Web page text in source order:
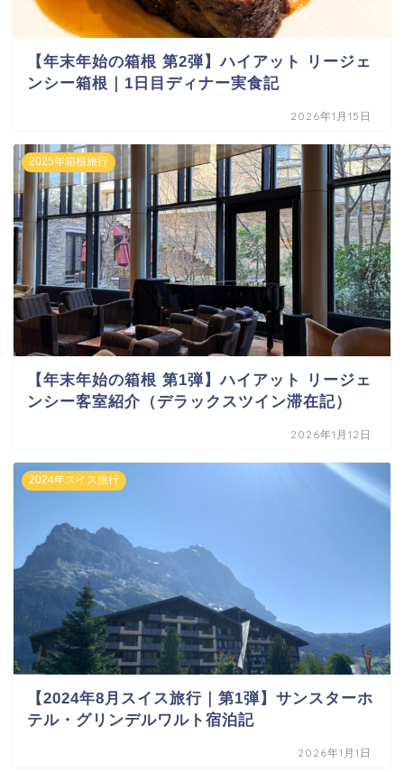
【年末年始の箱根 第2弾】ハイアット リージェ
ンシー箱根｜1日目ディナー実食記
2026年1月15日
2025年箱根旅行
【年末年始の箱根 第1弾】ハイアット リージェ
ンシー客室紹介（デラックスツイン滞在記）
2026年1月12日
2024年スイス旅行
【2024年8月スイス旅行｜第1弾】サンスターホ
テル・グリンデルワルト宿泊記
2026年1月1日